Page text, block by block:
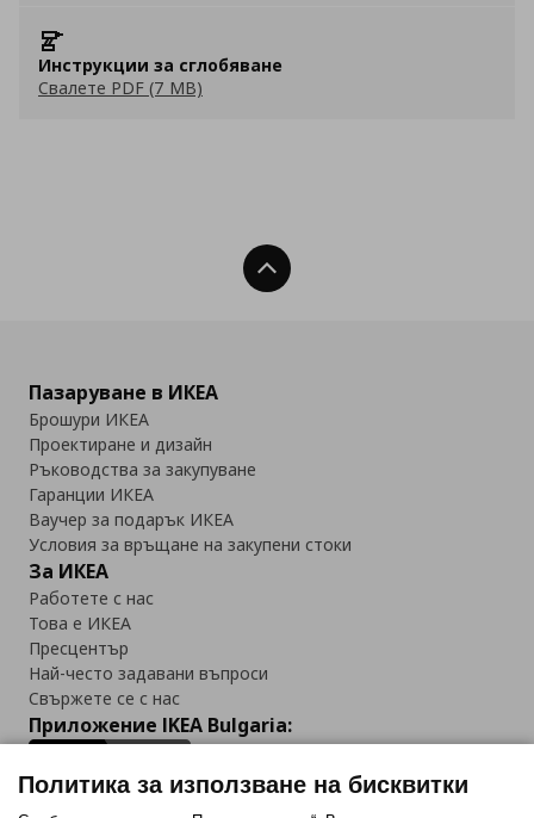
Инструкции за сглобяване
Свалете PDF (7 MB)
Нагоре
Пазаруване в ИКЕА
Брошури ИКЕА
Проектиране и дизайн
Ръководства за закупуване
Гаранции ИКЕА
Ваучер за подарък ИКЕА
Условия за връщане на закупени стоки
За ИКЕА
Работете с нас
Това е ИКЕА
Пресцентър
Най-често задавани въпроси
Свържете се с нас
Приложение IKEA Bulgaria:
Политика за използване на бисквитки